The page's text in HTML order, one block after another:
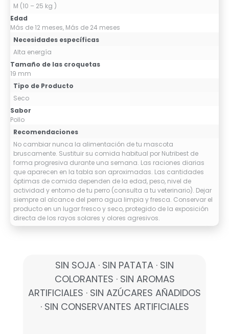
M (10 – 25 kg )
Edad
Más de 12 meses, Más de 24 meses
Necesidades específicas
Alta energía
Tamaño de las croquetas
19 mm
Tipo de Producto
Seco
Sabor
Pollo
Recomendaciones
No cambiar nunca la alimentación de tu mascota
bruscamente. Sustituir su comida habitual por Nutribest de
forma progresiva durante una semana. Las raciones diarias
que aparecen en la tabla son aproximadas. Las cantidades
óptimas de comida dependen de la edad, peso, nivel de
actividad y entorno de tu perro (consulta a tu veterinario). Dejar
siempre al alcance del perro agua limpia y fresca. Conservar el
producto en un lugar fresco y seco, protegido de la exposición
directa de los rayos solares y olores agresivos.
SIN SOJA · SIN PATATA · SIN
COLORANTES · SIN AROMAS
ARTIFICIALES · SIN AZÚCARES AÑADIDOS
· SIN CONSERVANTES ARTIFICIALES